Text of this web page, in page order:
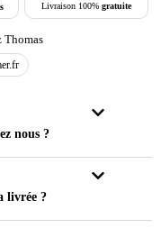
Livraison 100%gratuite
Thomas
nous ?
livrée ?